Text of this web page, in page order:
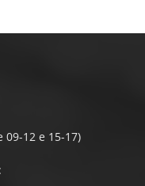
09-12 e 15-17)